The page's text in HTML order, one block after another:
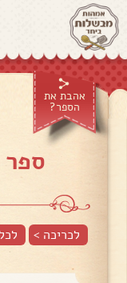
אהבת את
הספר?
ספר
לכריכה >